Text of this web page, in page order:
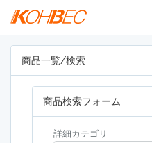
商品一覧/検索
商品検索フォーム
詳細カテゴリ